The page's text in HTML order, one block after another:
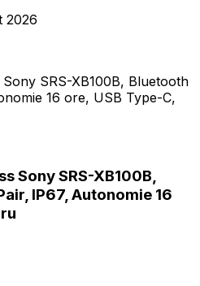
2026
Sony SRS-XB100B,
IP67, Autonomie 16